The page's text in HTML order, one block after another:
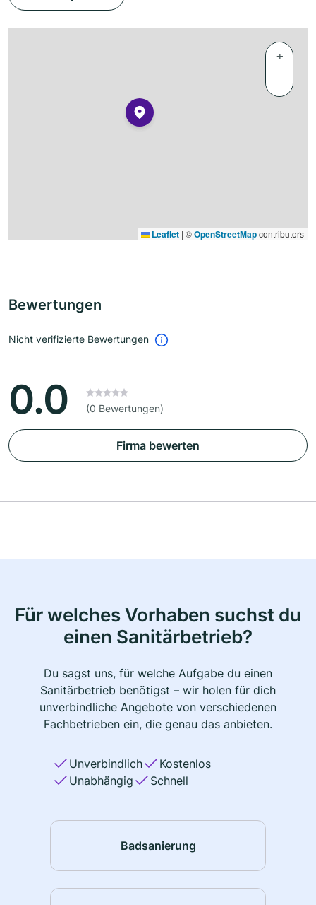
+
−
Leaflet | ©OpenStreetMapcontributors
Bewertungen
Nicht verifizierte Bewertungen
0.0 (0 Bewertungen)
Firma bewerten
Für welches Vorhaben suchst du
einen Sanitärbetrieb?
Du sagst uns, für welche Aufgabe du einen
Sanitärbetrieb benötigst – wir holen für dich
unverbindliche Angebote von verschiedenen
Fachbetrieben ein, die genau das anbieten.
Unverbindlich
Kostenlos
Unabhängig
Schnell
Badsanierung